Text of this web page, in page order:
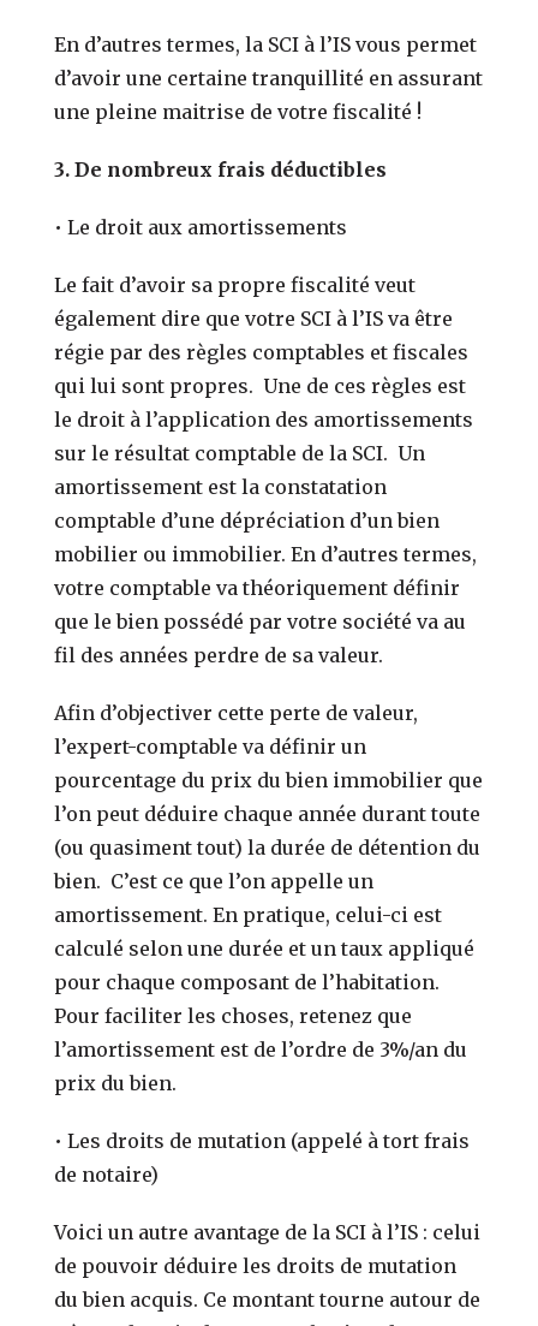
En d’autres termes, la SCI à l’IS vous permet
d’avoir une certaine tranquillité en assurant
une pleine maitrise de votre fiscalité !
3. De nombreux frais déductibles
• Le droit aux amortissements
Le fait d’avoir sa propre fiscalité veut
également dire que votre SCI à l’IS va être
régie par des règles comptables et fiscales
qui lui sont propres. Une de ces règles est
le droit à l’application des amortissements
sur le résultat comptable de la SCI. Un
amortissement est la constatation
comptable d’une dépréciation d’un bien
mobilier ou immobilier.En d’autres termes,
votre comptable va théoriquement définir
que le bien possédé par votre société va au
fil des années perdre de sa valeur.
Afin d’objectiver cette perte de valeur,
l’expert-comptable va définir un
pourcentage du prix du bien immobilier que
l’on peut déduire chaque année durant toute
(ou quasiment tout) la durée de détention du
bien. C’est ce que l’on appelle un
amortissement.En pratique, celui-ci est
calculé selon une durée et un taux appliqué
pour chaque composant de l’habitation.
Pour faciliter les choses, retenez que
l’amortissement est de l’ordre de 3%/an du
prix du bien.
• Les droits de mutation (appelé à tort frais
de notaire)
Voici un autre avantage de la SCI à l’IS : celui
de pouvoir déduire les droits de mutation
du bien acquis. Ce montant tourne autour de